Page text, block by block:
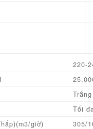
220-
Trắng
Tối
giờ)
305/